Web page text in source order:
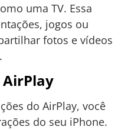
uma TV. Essa
jogos ou
fotos e vídeos
do AirPlay, você
do seu iPhone.